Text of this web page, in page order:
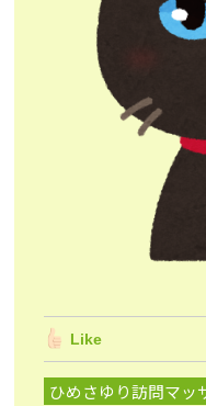
Like
ひめさゆり訪問マッ